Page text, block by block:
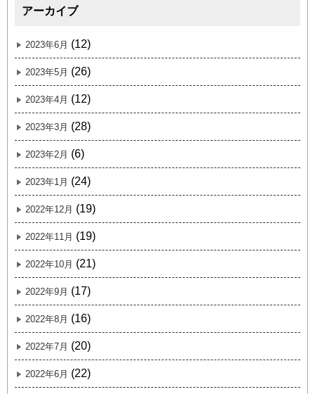
アーカイブ
2023年6月 (12)
2023年5月 (26)
2023年4月 (12)
2023年3月 (28)
2023年2月 (6)
2023年1月 (24)
2022年12月 (19)
2022年11月 (19)
2022年10月 (21)
2022年9月 (17)
2022年8月 (16)
2022年7月 (20)
2022年6月 (22)